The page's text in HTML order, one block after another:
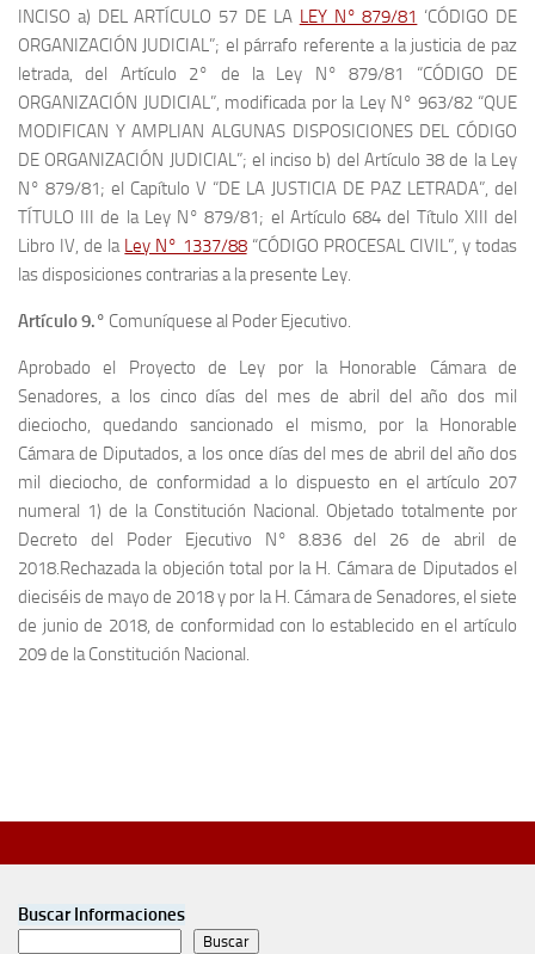
INCISO a) DEL ARTÍCULO 57 DE LA LEY N° 879/81 ‘CÓDIGO DE
ORGANIZACIÓN JUDICIAL”; el párrafo referente a la justicia de paz
letrada, del Artículo 2° de la Ley N° 879/81 “CÓDIGO DE
ORGANIZACIÓN JUDICIAL”, modificada por la Ley N° 963/82 “QUE
MODIFICAN Y AMPLIAN ALGUNAS DISPOSICIONES DEL CÓDIGO
DE ORGANIZACIÓN JUDICIAL”; el inciso b) del Artículo 38 de la Ley
N° 879/81; el Capítulo V “DE LA JUSTICIA DE PAZ LETRADA”, del
TÍTULO III de la Ley N° 879/81; el Artículo 684 del Título XIII del
Libro IV, de la Ley N° 1337/88“CÓDIGO PROCESAL CIVIL”, y todas
las disposiciones contrarias a la presente Ley.
Artículo 9.° Comuníquese al Poder Ejecutivo.
Aprobado el Proyecto de Ley por la Honorable Cámara de
Senadores, a los cinco días del mes de abril del año dos mil
dieciocho, quedando sancionado el mismo, por la Honorable
Cámara de Diputados, a los once días del mes de abril del año dos
mil dieciocho, de conformidad a lo dispuesto en el artículo 207
numeral 1) de la Constitución Nacional. Objetado totalmente por
Decreto del Poder Ejecutivo N° 8.836 del 26 de abril de
2018.Rechazada la objeción total por la H. Cámara de Diputados el
dieciséis de mayo de 2018 y por la H. Cámara de Senadores, el siete
de junio de 2018, de conformidad con lo establecido en el artículo
209 de la Constitución Nacional.
Buscar Informaciones
Buscar